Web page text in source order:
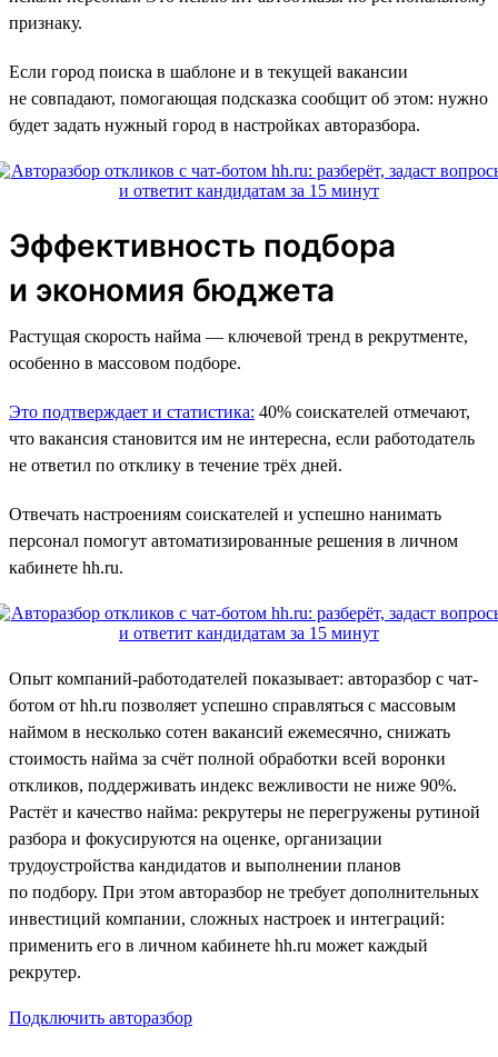
признаку.
Если город поиска в шаблоне и в текущей вакансии
не совпадают, помогающая подсказка сообщит об этом: нужно
будет задать нужный город в настройках авторазбора.
Эффективность подбора
и экономия бюджета
Растущая скорость найма — ключевой тренд в рекрутменте,
особенно в массовом подборе.
Это подтверждает и статистика: 40% соискателей отмечают,
что вакансия становится им не интересна, если работодатель
не ответил по отклику в течение трёх дней.
Отвечать настроениям соискателей и успешно нанимать
персонал помогут автоматизированные решения в личном
кабинете hh.ru.
Опыт компаний-работодателей показывает: авторазбор с чат-
ботом от hh.ru позволяет успешно справляться с массовым
наймом в несколько сотен вакансий ежемесячно, снижать
стоимость найма за счёт полной обработки всей воронки
откликов, поддерживать индекс вежливости не ниже 90%.
Растёт и качество найма: рекрутеры не перегружены рутиной
разбора и фокусируются на оценке, организации
трудоустройства кандидатов и выполнении планов
по подбору. При этом авторазбор не требует дополнительных
инвестиций компании, сложных настроек и интеграций:
применить его в личном кабинете hh.ru может каждый
рекрутер.
Подключить авторазбор